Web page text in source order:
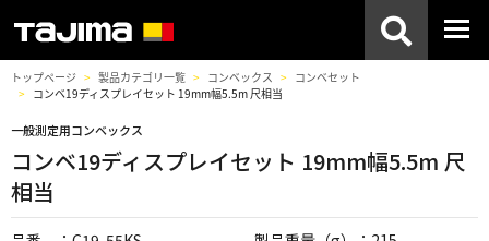
トップページ 製品カテゴリ一覧 コンベックス
コンベセット
コンベ19ディスプレイセット 19mm幅5.5m 尺相当
一般測定用コンベックス
コンベ19ディスプレイセット 19mm幅5.5m 尺
相当